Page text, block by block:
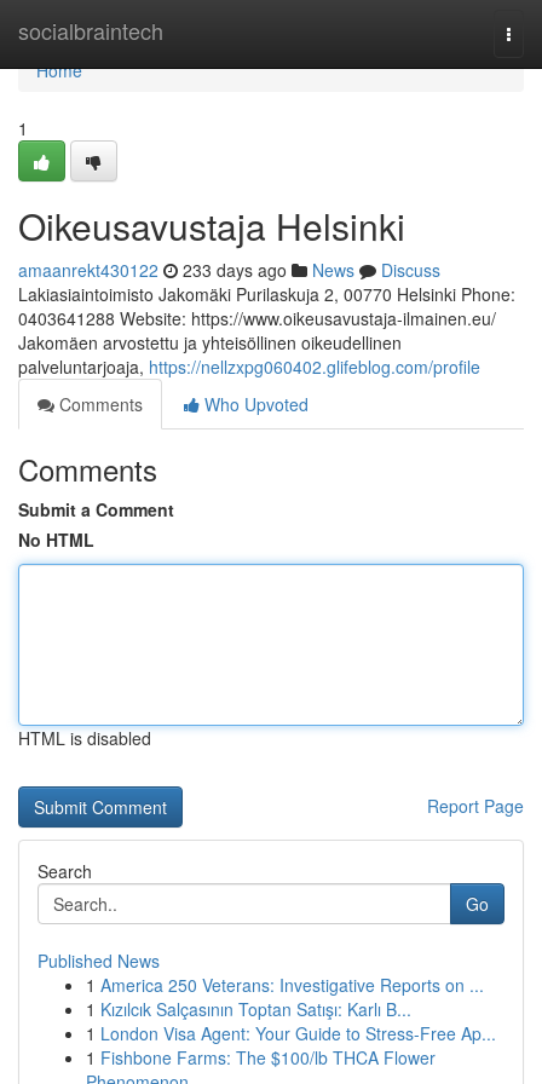
socialbraintech
Home
Home
1
Oikeusavustaja Helsinki
amaanrekt430122 233 days ago News
Discuss
Lakiasiaintoimisto Jakomäki Purilaskuja 2, 00770 Helsinki Phone:
0403641288 Website: https://www.oikeusavustaja-ilmainen.eu/
Jakomäen arvostettu ja yhteisöllinen oikeudellinen
palveluntarjoaja, https://nellzxpg060402.glifeblog.com/profile
Comments
Who Upvoted
Comments
Submit a Comment
No HTML
HTML is disabled
Report Page
Search
Go
Published News
1 America 250 Veterans: Investigative Reports on ...
1 Kızılcık Salçasının Toptan Satışı: Karlı B...
1 London Visa Agent: Your Guide to Stress-Free Ap...
1 Fishbone Farms: The $100/lb THCA Flower